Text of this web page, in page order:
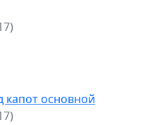
капот основной